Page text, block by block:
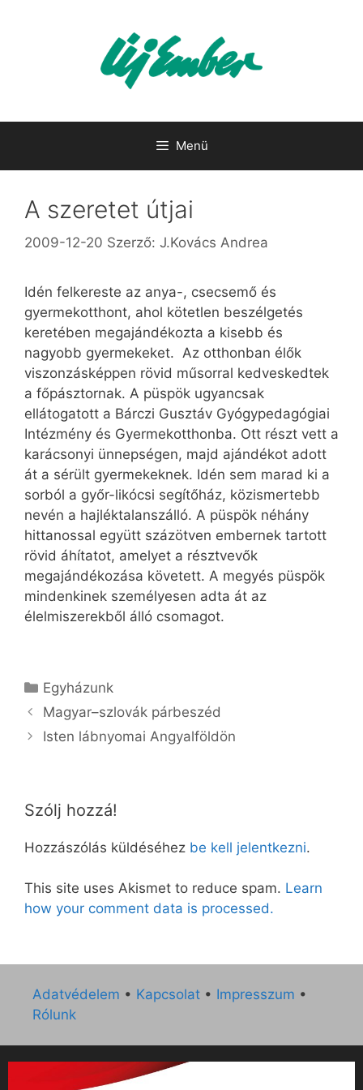
Menü
A szeretet útjai
2009-12-20 Szerző: J.Kovács Andrea
Idén felkereste az anya-, csecsemő és
gyermekotthont, ahol kötetlen beszélgetés
keretében megajándékozta a kisebb és
nagyobb gyermekeket. Az otthonban élők
viszonzásképpen rövid műsorral kedveskedtek
a főpásztornak. A püspök ugyancsak
ellátogatott a Bárczi Gusztáv Gyógypedagógiai
Intézmény és Gyermekotthonba. Ott részt vett a
karácsonyi ünnepségen, majd ajándékot adott
át a sérült gyermekeknek. Idén sem marad ki a
sorból a győr-likócsi segítőház, közismertebb
nevén a hajléktalanszálló. A püspök néhány
hittanossal együtt százötven embernek tartott
rövid áhítatot, amelyet a résztvevők
megajándékozása követett. A megyés püspök
mindenkinek személyesen adta át az
élelmiszerekből álló csomagot.
Kategória
Egyházunk
Magyar–szlovák párbeszéd
Isten lábnyomai Angyalföldön
Szólj hozzá!
Hozzászólás küldéséhez be kell jelentkezni.
This site uses Akismet to reduce spam. Learn
how your comment data is processed.
Adatvédelem • Kapcsolat • Impresszum •
Rólunk